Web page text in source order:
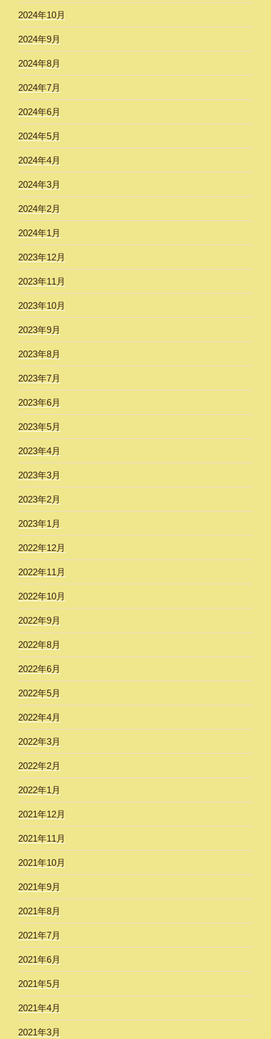
2024年10月
2024年9月
2024年8月
2024年7月
2024年6月
2024年5月
2024年4月
2024年3月
2024年2月
2024年1月
2023年12月
2023年11月
2023年10月
2023年9月
2023年8月
2023年7月
2023年6月
2023年5月
2023年4月
2023年3月
2023年2月
2023年1月
2022年12月
2022年11月
2022年10月
2022年9月
2022年8月
2022年6月
2022年5月
2022年4月
2022年3月
2022年2月
2022年1月
2021年12月
2021年11月
2021年10月
2021年9月
2021年8月
2021年7月
2021年6月
2021年5月
2021年4月
2021年3月